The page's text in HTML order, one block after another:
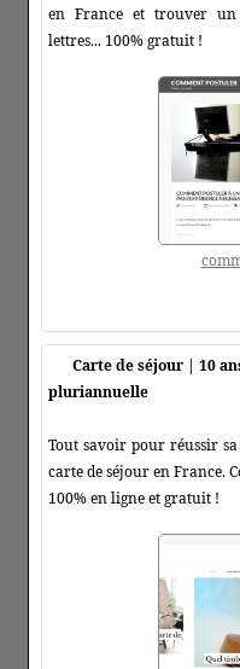
en France et trouver un
lettres... 100% gratuit !
Carte de séjour | 10
pluriannuelle
Tout savoir pour réussir
carte de séjour en France.
100% en ligne et gratuit !